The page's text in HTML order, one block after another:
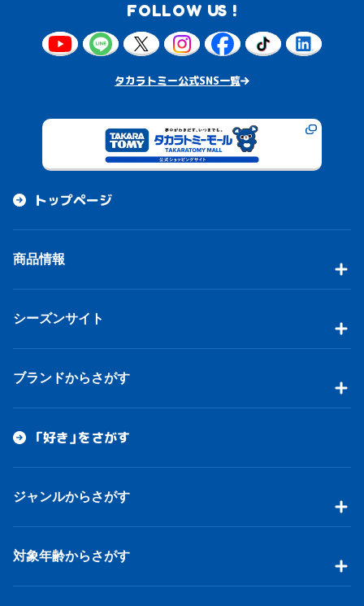
FOLLOW US !
タカラトミー公式SNS一覧
トップページ
商品情報
シーズンサイト
ブランドからさがす
「好き」をさがす
ジャンルからさがす
対象年齢からさがす